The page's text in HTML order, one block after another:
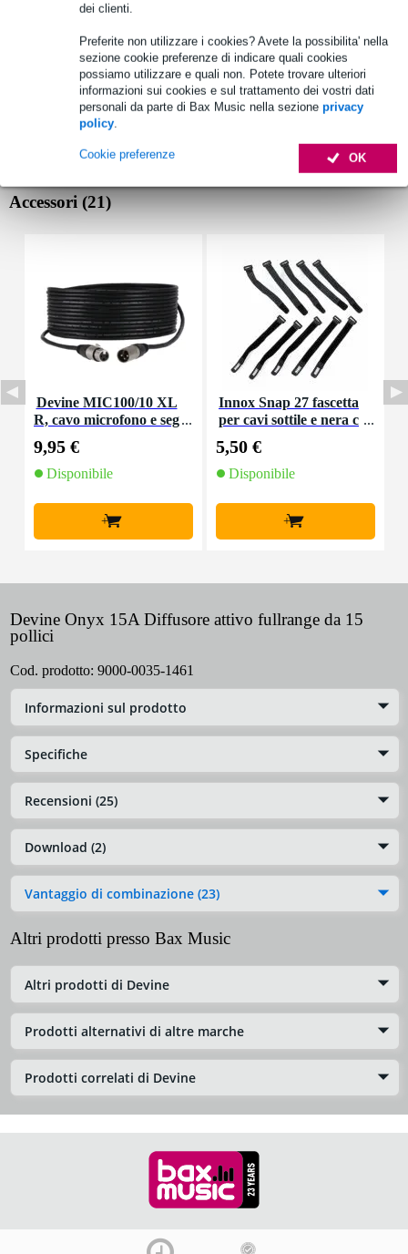
dei clienti.
Preferite non utilizzare i cookies? Avete la possibilita' nella
sezione cookie preferenze di indicare quali cookies
possiamo utilizzare e quali non. Potete trovare ulteriori
informazioni sui cookies e sul trattamento dei vostri dati
personali da parte di Bax Music nella sezione privacy
policy.
OK
Cookie preferenze
Accessori (21)
Devine MIC100/10 XL
R, cavo microfono e seg
9,95 €
Disponibile
+
Innox Snap 27 fascetta
per cavi sottile e nera c
(10 pezzi)
5,50 €
Disponibile
+
Devine Onyx 15A Diffusore attivo fullrange da 15
pollici
Cod. prodotto: 9000-0035-1461
Informazioni sul prodotto
Specifiche
Recensioni (25)
Download (2)
Vantaggio di combinazione (23)
Altri prodotti presso Bax Music
Altri prodotti di Devine
Prodotti alternativi di altre marche
Prodotti correlati di Devine